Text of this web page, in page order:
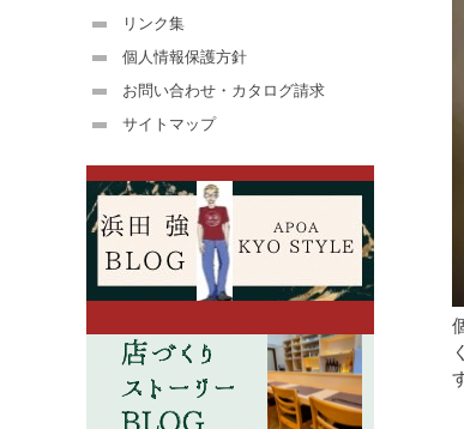
リンク集
個人情報保護方針
お問い合わせ・カタログ請求
サイトマップ